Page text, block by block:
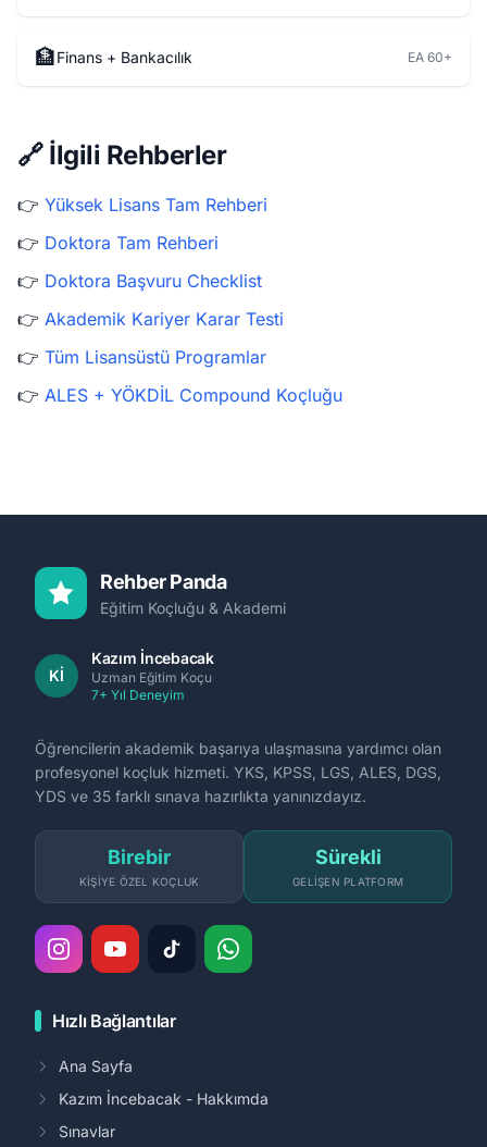
🏦Finans + Bankacılık EA 60+
🔗 İlgili Rehberler
👉 Yüksek Lisans Tam Rehberi
👉 Doktora Tam Rehberi
👉 Doktora Başvuru Checklist
👉 Akademik Kariyer Karar Testi
👉 Tüm Lisansüstü Programlar
👉 ALES + YÖKDİL Compound Koçluğu
Rehber Panda
Eğitim Koçluğu & Akademi
Kİ
Kazım İncebacak
Uzman Eğitim Koçu
7+ Yıl Deneyim
Öğrencilerin akademik başarıya ulaşmasına yardımcı olan
profesyonel koçluk hizmeti. YKS, KPSS, LGS, ALES, DGS,
YDS ve 35 farklı sınava hazırlıkta yanınızdayız.
Birebir
KIŞIYE ÖZEL KOÇLUK
Sürekli
GELIŞEN PLATFORM
Hızlı Bağlantılar
Ana Sayfa
Kazım İncebacak - Hakkımda
Sınavlar